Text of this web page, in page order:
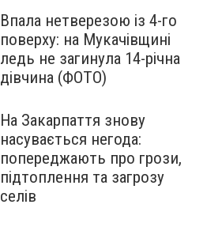
Впала нетверезою із 4-го
поверху: на Мукачівщині
ледь не загинула 14-річна
дівчина (ФОТО)
На Закарпаття знову
насувається негода:
попереджають про грози,
підтоплення та загрозу
селів